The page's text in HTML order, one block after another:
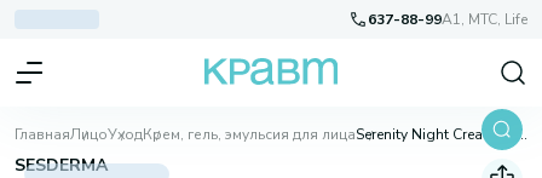
637-88-99A1, МТС, Life
ГлавнаяЛицоУходКрем, гель, эмульсия для лица Serenity Night Cream Relax
SESDERMA